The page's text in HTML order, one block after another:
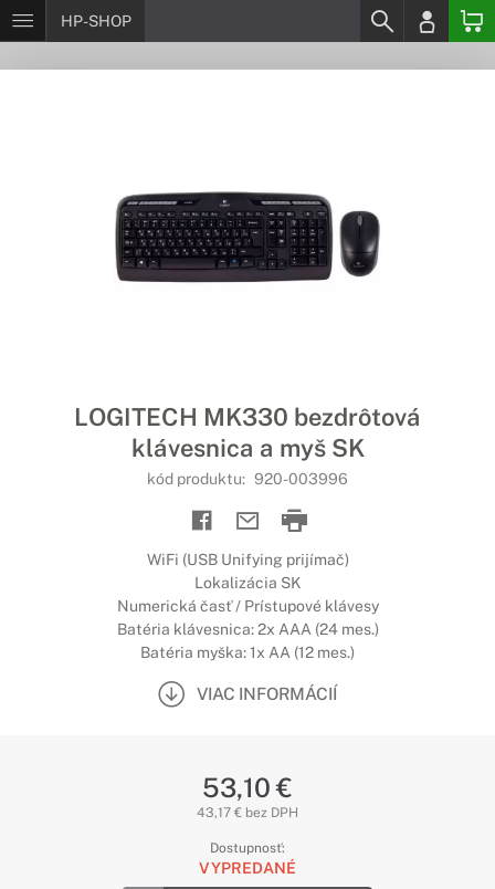
HP-SHOP
LOGITECH MK330 bezdrôtová
klávesnica a myš SK
kód produktu: 920-003996
WiFi (USB Unifying prijímač)
Lokalizácia SK
Numerická časť / Prístupové klávesy
Batéria klávesnica: 2x AAA (24 mes.)
Batéria myška: 1x AA (12 mes.)
VIAC INFORMÁCIÍ
53,10 €
43,17 € bez DPH
Dostupnosť:
VYPREDANÉ